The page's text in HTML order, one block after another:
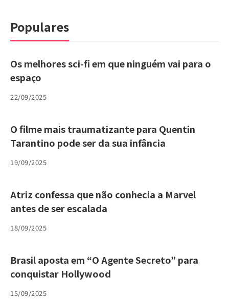
Populares
Os melhores sci-fi em que ninguém vai para o
espaço
22/09/2025
O filme mais traumatizante para Quentin
Tarantino pode ser da sua infância
19/09/2025
Atriz confessa que não conhecia a Marvel
antes de ser escalada
18/09/2025
Brasil aposta em “O Agente Secreto” para
conquistar Hollywood
15/09/2025